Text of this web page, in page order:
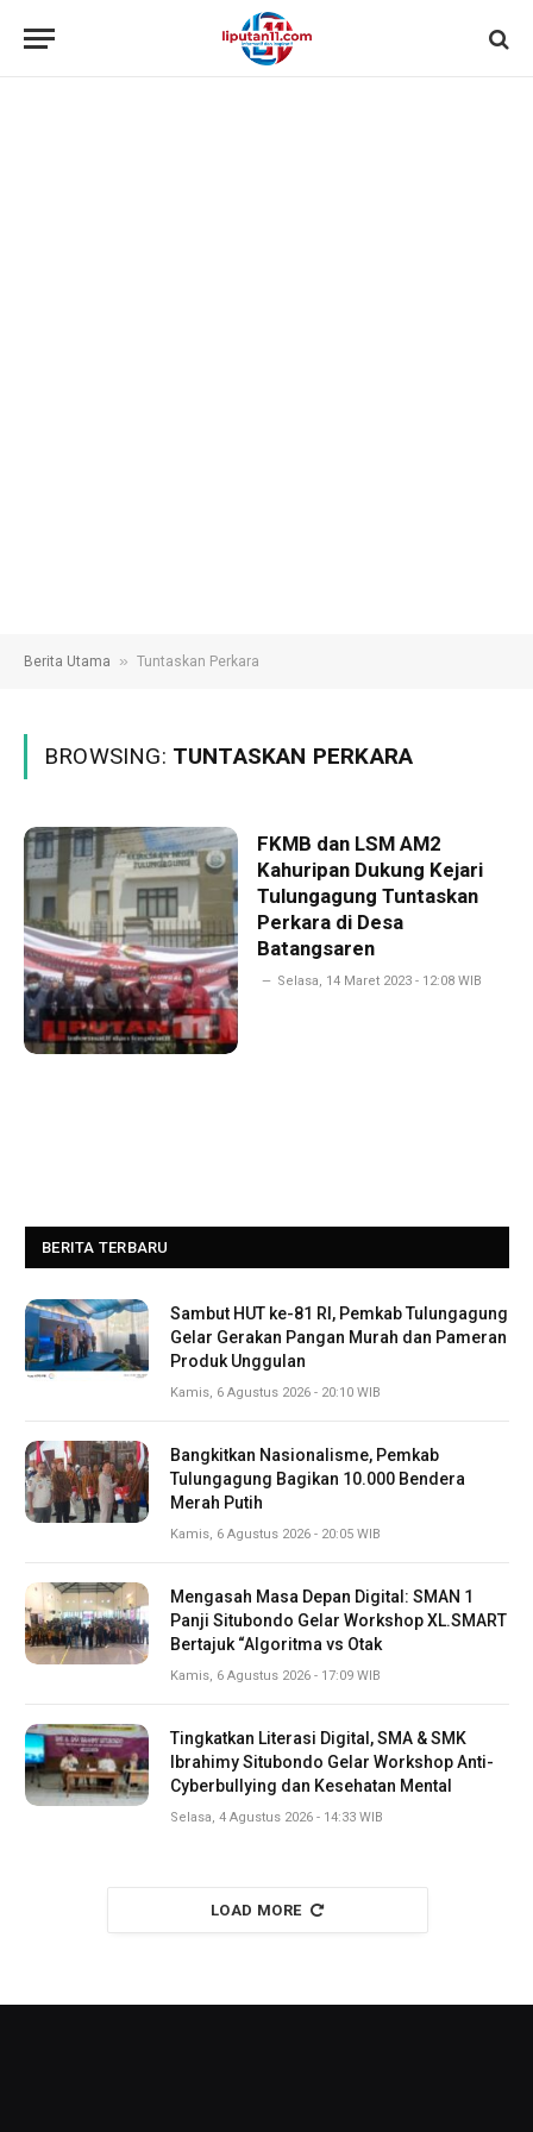
Berita Utama » Tuntaskan Perkara
BROWSING: TUNTASKAN PERKARA
FKMB dan LSM AM2
Kahuripan Dukung Kejari
Tulungagung Tuntaskan
Perkara di Desa
Batangsaren
Selasa, 14 Maret 2023 - 12:08 WIB
BERITA TERBARU
Sambut HUT ke-81 RI, Pemkab Tulungagung
Gelar Gerakan Pangan Murah dan Pameran
Produk Unggulan
Kamis, 6 Agustus 2026 - 20:10 WIB
Bangkitkan Nasionalisme, Pemkab
Tulungagung Bagikan 10.000 Bendera
Merah Putih
Kamis, 6 Agustus 2026 - 20:05 WIB
Mengasah Masa Depan Digital: SMAN 1
Panji Situbondo Gelar Workshop XL.SMART
Bertajuk “Algoritma vs Otak
Kamis, 6 Agustus 2026 - 17:09 WIB
Tingkatkan Literasi Digital, SMA & SMK
Ibrahimy Situbondo Gelar Workshop Anti-
Cyberbullying dan Kesehatan Mental
Selasa, 4 Agustus 2026 - 14:33 WIB
LOAD MORE